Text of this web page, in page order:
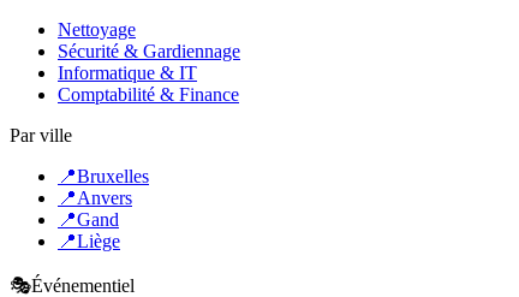
Nettoyage
Sécurité & Gardiennage
Informatique & IT
Comptabilité & Finance
Par ville
📍Bruxelles
📍Anvers
📍Gand
📍Liège
🎭Événementiel